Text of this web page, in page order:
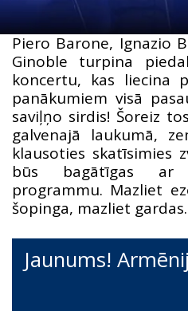
Piero Barone, Ignazio
Ginoble turpina
koncertu, kas liecina
panākumiem visā
saviļņo sirdis! Šoreiz
galvenajā laukumā,
klausoties skatīsimies
būs bagātīgas ar
programmu. Mazliet
šopinga, mazliet
Jaunums!